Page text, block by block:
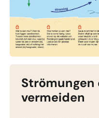
Strömungen
vermeiden